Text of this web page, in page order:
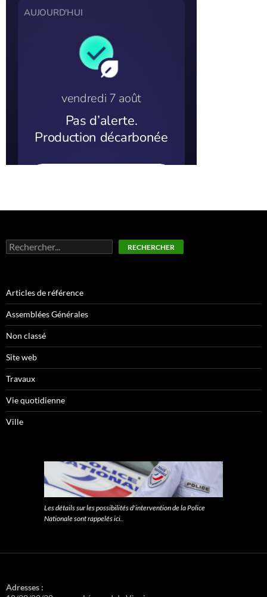
Rechercher RECHERCHER
Articles de référence
Assemblées Générales
Non classé
Site web
Travaux
Vie quotidienne
Ville
Les détails sur les possibilités d'intervention de la Police
Nationale sont rappelés ici..
Adresses :